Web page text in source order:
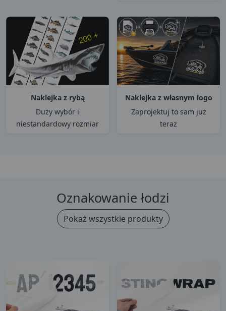
Naklejka z rybą
Duży wybór i
niestandardowy rozmiar
Naklejka z własnym logo
Zaprojektuj to sam już
teraz
Oznakowanie łodzi
Pokaż wszystkie produkty